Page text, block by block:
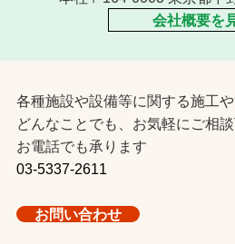
会社概要を
各種施設や設備等に関する施工
どんなことでも、お気軽にご相
お電話でも承ります
03-5337-2611
お問い合わせ